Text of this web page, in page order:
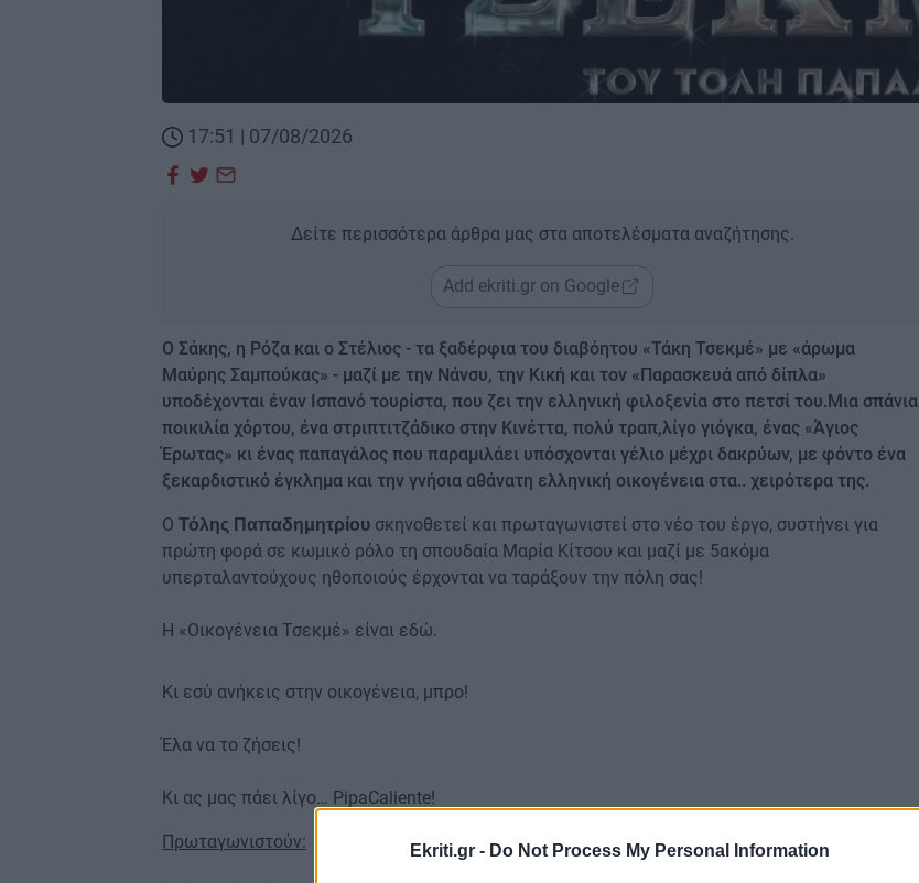
Ekriti.gr - Do Not Process My Personal Information
17:51 | 07/08/2026
Δείτε περισσότερα άρθρα μας στα αποτελέσματα αναζήτησης.
Add ekriti.gr on Google
Ο Σάκης, η Ρόζα και ο Στέλιος - τα ξαδέρφια του διαβόητου «Τάκη Τσεκμέ» με «άρωμα
Μαύρης Σαμπούκας» - μαζί με την Νάνσυ, την Κική και τον «Παρασκευά από δίπλα»
υποδέχονται έναν Ισπανό τουρίστα, που ζει την ελληνική φιλοξενία στο πετσί του.Μια σπάνια
ποικιλία χόρτου, ένα στριπτιτζάδικο στην Κινέττα, πολύ τραπ,λίγο γιόγκα, ένας «Άγιος
Έρωτας» κι ένας παπαγάλος που παραμιλάει υπόσχονται γέλιο μέχρι δακρύων, με φόντο ένα
ξεκαρδιστικό έγκλημα και την γνήσια αθάνατη ελληνική οικογένεια στα.. χειρότερα της.
Ο Τόλης Παπαδημητρίου σκηνοθετεί και πρωταγωνιστεί στο νέο του έργο, συστήνει για
πρώτη φορά σε κωμικό ρόλο τη σπουδαία Μαρία Κίτσου και μαζί με 5ακόμα
υπερταλαντούχους ηθοποιούς έρχονται να ταράξουν την πόλη σας!
Η «Οικογένεια Τσεκμέ» είναι εδώ.
Κι εσύ ανήκεις στην οικογένεια, μπρο!
Έλα να το ζήσεις!
Κι ας μας πάει λίγο… PipaCaliente!
Πρωταγωνιστούν: